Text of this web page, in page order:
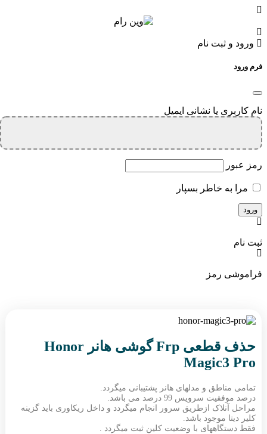
ورود و ثبت نام
فرم ورود
نام کاربری یا نشانی ایمیل
رمز عبور
مرا به خاطر بسپار
ثبت نام
فراموشی رمز
حذف قطعی Frp گوشی هانر Honor
Magic3 Pro
تمامی مناطق و مدلهای هانر پشتیبانی میگردد.
درصد موفقیت سرویس 99 درصد می باشد.
مراحل آنلاک ازطریق سرور انجام میگردد و داخل ریکاوری باید گزینه
کلیر دیتا موجود باشد.
فقط دستگاههای با وضعیت کلین ثبت میگردد .